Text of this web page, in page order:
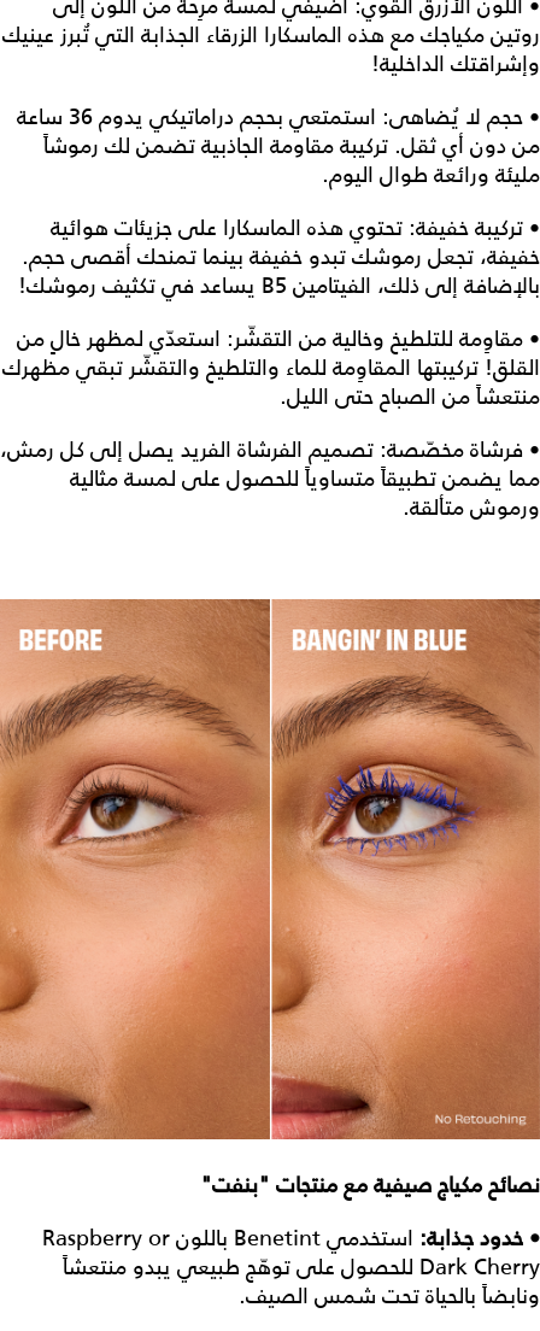
روتين مكياجك مع هذه الماسكارا الزرقاء الجذابة التي تُبرز عينيك
وإشراقتك الداخلية!
• حجم لا يُضاهى: استمتعي بحجم دراماتيكي يدوم 36 ساعة
من دون أي ثقل. تركيبة مقاومة الجاذبية تضمن لك رموشاً
مليئة ورائعة طوال اليوم.
• تركيبة خفيفة: تحتوي هذه الماسكارا على جزيئات هوائية
خفيفة، تجعل رموشك تبدو خفيفة بينما تمنحك أقصى حجم.
بالإضافة إلى ذلك، الفيتامين B5 يساعد في تكثيف رموشك!
• مقاوِمة للتلطيخ وخالية من التقشّر: استعدّي لمظهر خالٍ من
القلق! تركيبتها المقاوِمة للماء والتلطيخ والتقشّر تبقي مظهرك
منتعشاً من الصباح حتى الليل.
• فرشاة مخصّصة: تصميم الفرشاة الفريد يصل إلى كل رمش،
مما يضمن تطبيقاً متساوياً للحصول على لمسة مثالية
ورموش متألقة.
نصائح مكياج صيفية مع منتجات "بنفت"
• خدود جذابة:
استخدمي Benetint باللون Raspberry or
Dark Cherry للحصول على توهّج طبيعي يبدو منتعشاً
ونابضاً بالحياة تحت شمس الصيف.